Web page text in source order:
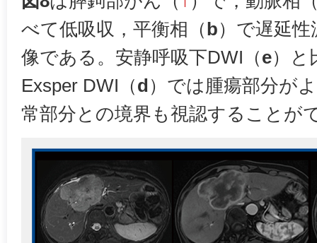
べて低吸収，平衡相（b）で遅延
像である。安静呼吸下DWI（e）と
Exsper DWI（d ）では腫瘍部分が
常部分との境界も視認することが